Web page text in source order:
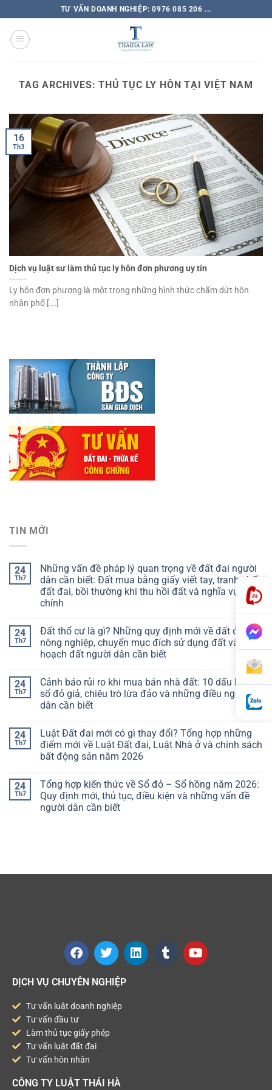
TƯ VẤN DOANH NGHIỆP: 0976 085 206 ...
TAG ARCHIVES:THỦ TỤC LY HÔN TẠI VIỆT NAM
Dịch vụ luật sư làm thủ tục ly hôn đơn phương uy tín
Ly hôn đơn phương là một trong những hình thức chấm dứt hôn
nhân phổ [...]
16
Th3
TIN MỚI
24
Th7
Những vấn đề pháp lý quan trọng về đất đai người
dân cần biết: Đất mua bằng giấy viết tay, tranh chấp
đất đai, bồi thường khi thu hồi đất và nghĩa vụ tài
chính
24
Th7
Đất thổ cư là gì? Những quy định mới về đất ở, đất
nông nghiệp, chuyển mục đích sử dụng đất và quy
hoạch đất người dân cần biết
24
Th7
Cảnh báo rủi ro khi mua bán nhà đất: 10 dấu hiệu
sổ đỏ giả, chiêu trò lừa đảo và những điều người
dân cần biết
24
Th7
Luật Đất đai mới có gì thay đổi? Tổng hợp những
điểm mới về Luật Đất đai, Luật Nhà ở và chính sách
bất động sản năm 2026
24
Th7
Tổng hợp kiến thức về Sổ đỏ – Sổ hồng năm 2026:
Quy định mới, thủ tục, điều kiện và những vấn đề
người dân cần biết
DỊCH VỤ CHUYÊN NGHIỆP
Tư vấn luật doanh nghiệp
Tư vấn đầu tư
Làm thủ tục giấy phép
Tư vấn luật đất đai
Tư vấn hôn nhân
CÔNG TY LUẬT THÁI HÀ